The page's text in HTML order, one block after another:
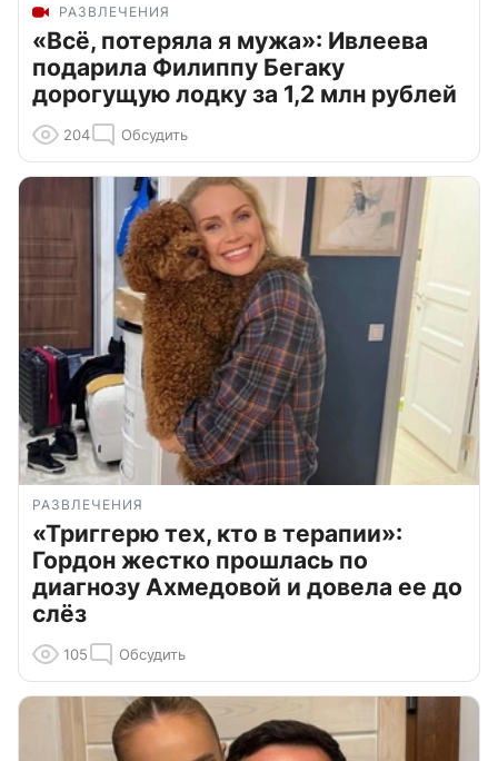
РАЗВЛЕЧЕНИЯ
«Всё, потеряла я мужа»: Ивлеева
подарила Филиппу Бегаку
дорогущую лодку за 1,2 млн рублей
204 Обсудить
РАЗВЛЕЧЕНИЯ
«Триггерю тех, кто в терапии»:
Гордон жестко прошлась по
диагнозу Ахмедовой и довела ее до
слёз
105 Обсудить